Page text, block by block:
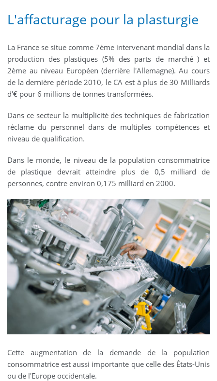
L'affacturage pour la plasturgie
La France se situe comme 7ème intervenant mondial dans la
production des plastiques (5% des parts de marché ) et
2ème au niveau Européen (derrière l'Allemagne). Au cours
de la dernière période 2010, le CA est à plus de 30 Milliards
d'€ pour 6 millions de tonnes transformées.
Dans ce secteur la multiplicité des techniques de fabrication
réclame du personnel dans de multiples compétences et
niveau de qualification.
Dans le monde, le niveau de la population consommatrice
de plastique devrait atteindre plus de 0,5 milliard de
personnes, contre environ 0,175 milliard en 2000.
Cette augmentation de la demande de la population
consommatrice est aussi importante que celle des États-Unis
ou de l'Europe occidentale.